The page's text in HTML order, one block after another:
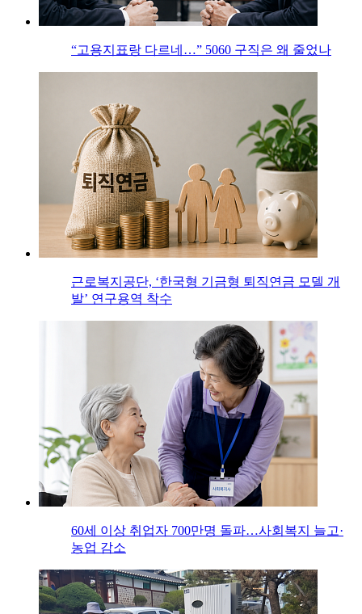
“고용지표랑 다르네…” 5060 구직은 왜 줄었나
근로복지공단, ‘한국형 기금형 퇴직연금 모델 개
발’ 연구용역 착수
60세 이상 취업자 700만명 돌파…사회복지 늘고·
농업 감소